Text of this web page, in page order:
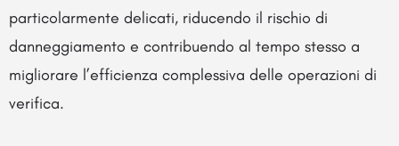
particolarmente delicati, riducendo il rischio di
danneggiamento e contribuendo al tempo stesso a
migliorare l’efficienza complessiva delle operazioni di
verifica.